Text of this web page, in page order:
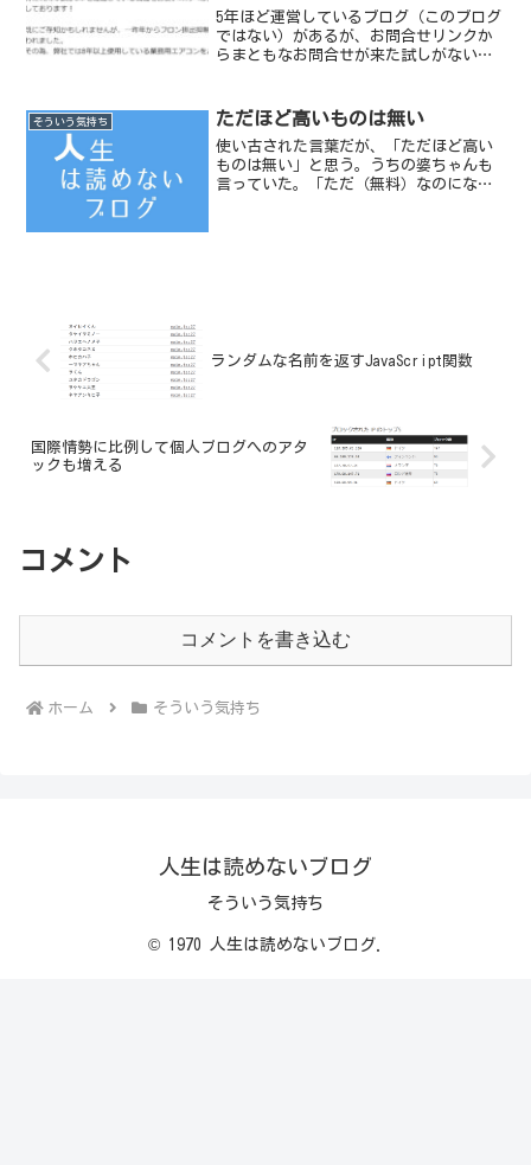
5年ほど運営しているブログ（このブログ
ではない）があるが、お問合せリンクか
らまともなお問合せが来た試しがない。
に繋がるようになっている。
そういう気持ち ただほど高いものは無い
使い古された言葉だが、「ただほど高い
ものは無い」と思う。うちの婆ちゃんも
言っていた。「ただ（無料）なのになぜ
ランダムな名前を返すJavaScript関数
国際情勢に比例して個人ブログへのアタ
ックも増える
コメント
コメントを書き込む
ホーム そういう気持ち
人生は読めないブログ
そういう気持ち
© 1970 人生は読めないブログ.